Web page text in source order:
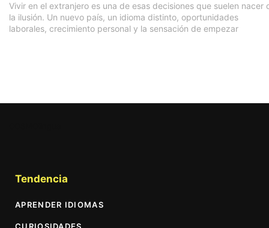
Vivir en el extranjero es una de esas decisiones que suelen nacer
la ilusión. Un nuevo país, un idioma distinto, oportunidades
laborales, crecimiento personal y la sensación de empezar
Tendencia
APRENDER IDIOMAS
CURIOSIDADES